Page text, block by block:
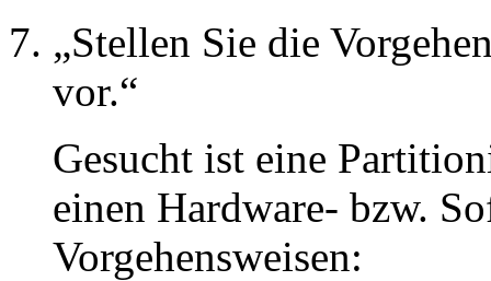
Stellen Sie die
vor.
Gesucht ist eine
einen Hardware- bzw.
Vorgehensweisen: